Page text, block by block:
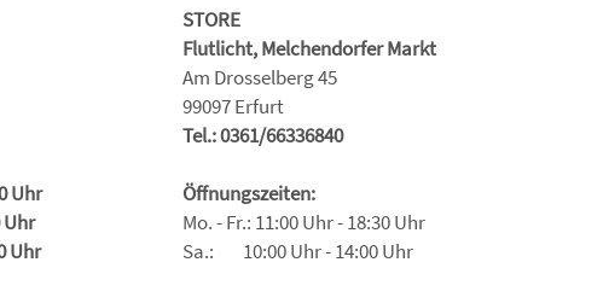
Uhr
Uhr
STORE
Flutlicht, Melchendorfer Markt
Am Drosselberg 45
99097 Erfurt
Tel.: 0361/66336840
Öffnungszeiten:
Mo. - Fr.: 11:00 Uhr - 18:30 Uhr
Sa.: 10:00 Uhr - 14:00 Uhr